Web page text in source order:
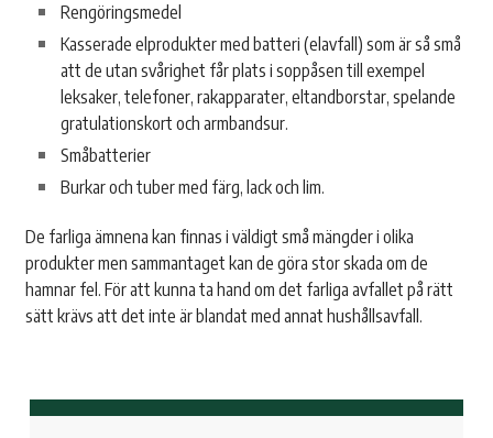
Rengöringsmedel
Kasserade elprodukter med batteri (elavfall) som är så små
att de utan svårighet får plats i soppåsen till exempel
leksaker, telefoner, rakapparater, eltandborstar, spelande
gratulationskort och armbandsur.
Småbatterier
Burkar och tuber med färg, lack och lim.
De farliga ämnena kan finnas i väldigt små mängder i olika
produkter men sammantaget kan de göra stor skada om de
hamnar fel. För att kunna ta hand om det farliga avfallet på rätt
sätt krävs att det inte är blandat med annat hushållsavfall.